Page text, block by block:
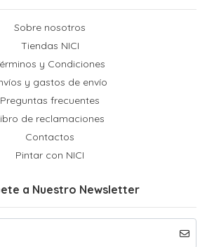
Sobre nosotros
Tiendas NICI
y Condiciones
y gastos de envío
Preguntas frecuentes
de reclamaciones
Contactos
Pintar con NICI
a Nuestro Newsletter